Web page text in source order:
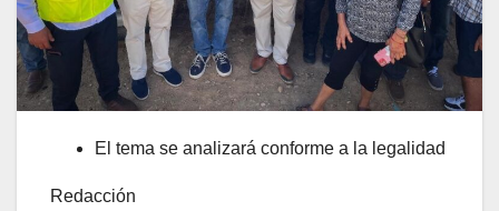
El tema se analizará conforme a la legalidad
Redacción